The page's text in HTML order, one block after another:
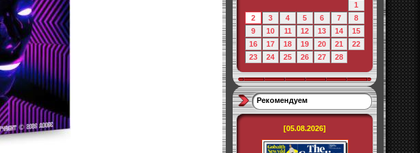
1
2
3 4 5 6 7
8
9
10 11 12 13 14
15
16
17 18 19 20 21
22
23
24 25 26 27 28
Рекомендуем
[05.08.2026]